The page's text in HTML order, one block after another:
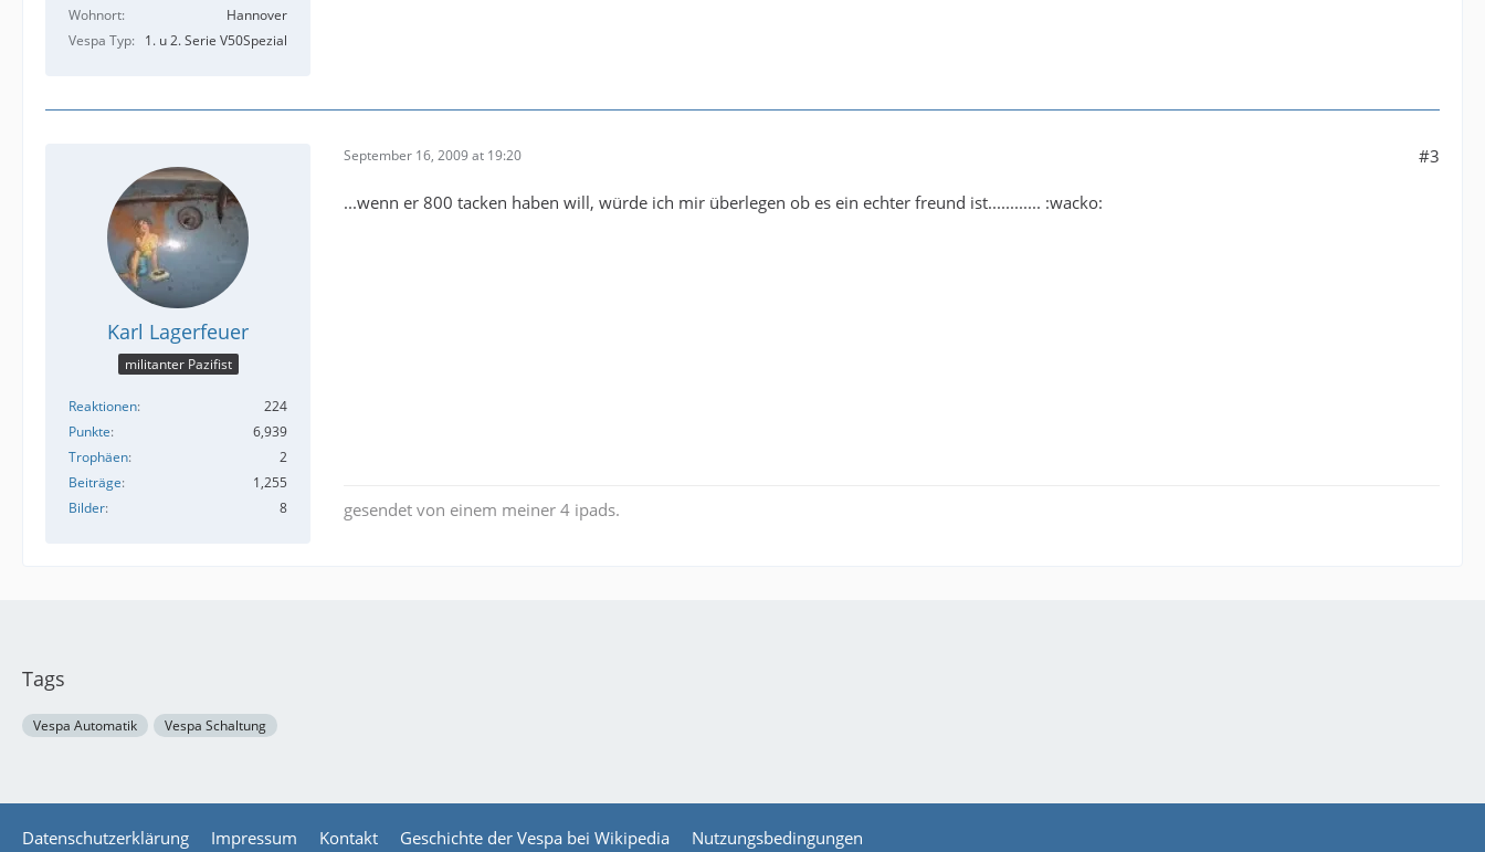
Wohnort
Hannover
Vespa Typ
1. u 2. Serie V50Spezial
Karl Lagerfeuer
militanter Pazifist
Reaktionen
224
Punkte
6,939
Trophäen
2
Beiträge
1,255
Bilder
8
September 16, 2009 at 19:20 #3
...wenn er 800 tacken haben will, würde ich mir überlegen ob es ein echter freund ist............ :wacko:
gesendet von einem meiner 4 ipads.
Tags
Vespa Automatik Vespa Schaltung
Datenschutzerklärung Impressum Kontakt Geschichte der Vespa bei Wikipedia Nutzungsbedingungen